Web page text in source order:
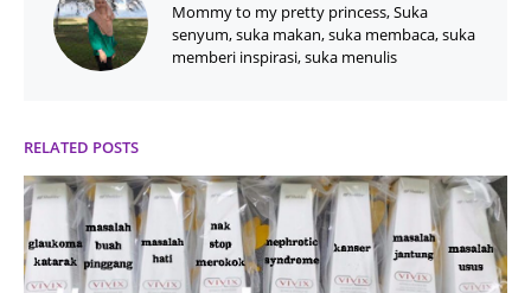
Mommy to my pretty princess, Suka
senyum, suka makan, suka membaca, suka
memberi inspirasi, suka menulis
RELATED POSTS